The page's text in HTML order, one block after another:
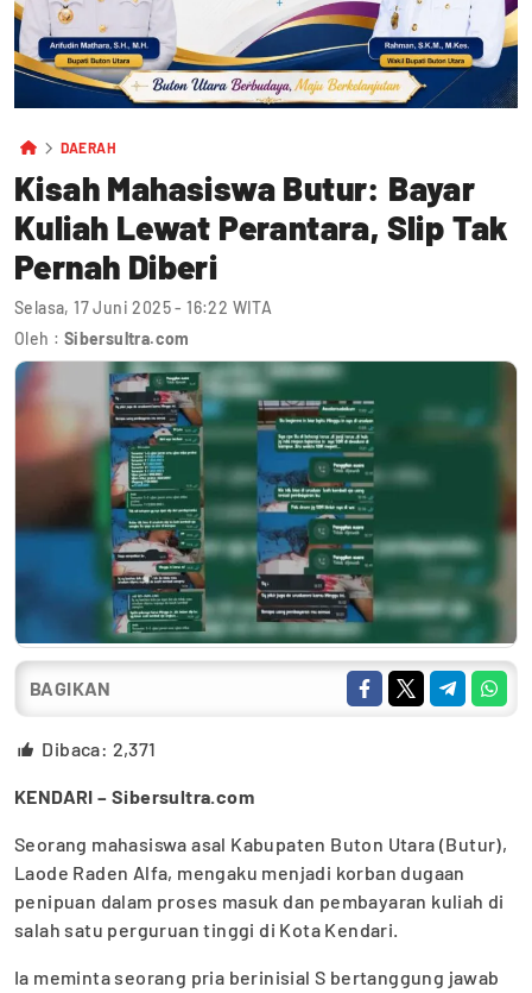
DAERAH
Kisah Mahasiswa Butur: Bayar
Kuliah Lewat Perantara, Slip Tak
Pernah Diberi
Selasa, 17 Juni 2025 - 16:22 WITA
Oleh : Sibersultra.com
BAGIKAN
Dibaca: 2,371
KENDARI – Sibersultra.com
Seorang mahasiswa asal Kabupaten Buton Utara (Butur),
Laode Raden Alfa, mengaku menjadi korban dugaan
penipuan dalam proses masuk dan pembayaran kuliah di
salah satu perguruan tinggi di Kota Kendari.
Ia meminta seorang pria berinisial S bertanggung jawab